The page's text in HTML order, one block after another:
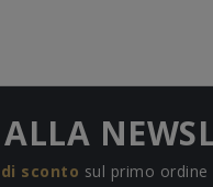
di sconto sul primo ordine